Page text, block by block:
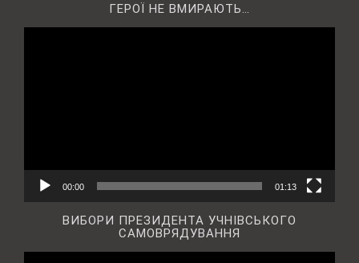
ГЕРОЇ НЕ ВМИРАЮТЬ…
00:00 01:13
ВИБОРИ ПРЕЗИДЕНТА УЧНІВСЬКОГО
САМОВРЯДУВАННЯ